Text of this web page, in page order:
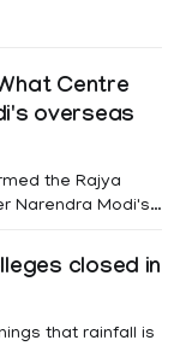
Centre
overseas
the Rajya
Narendra Modi's
for External
to questions
closed in
that rainfall is